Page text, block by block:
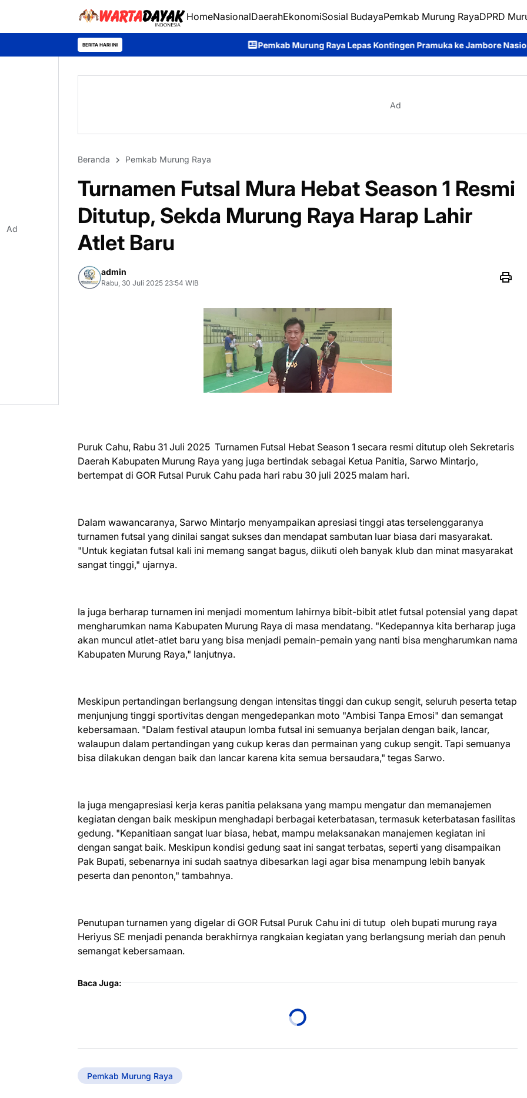
HomeNasionalDaerahEkonomiSosial BudayaPemkab Murung RayaDPRD
BERITA HARI INI Pemkab Murung Raya Lepas Kontingen Pramuka ke Jambore Nasional XII Disdukcapil
Ad
Beranda Pemkab Murung Raya
Turnamen Futsal Mura Hebat Season 1 Resmi
Ditutup, Sekda Murung Raya Harap Lahir
Atlet Baru
admin
Rabu, 30 Juli 2025 23:54 WIB
Puruk Cahu, Rabu 31 Juli 2025 Turnamen Futsal Hebat Season 1 secara resmi ditutup oleh Sekretaris
Daerah Kabupaten Murung Raya yang juga bertindak sebagai Ketua Panitia, Sarwo Mintarjo,
bertempat di GOR Futsal Puruk Cahu pada hari rabu 30 juli 2025 malam hari.
Dalam wawancaranya, Sarwo Mintarjo menyampaikan apresiasi tinggi atas terselenggaranya
turnamen futsal yang dinilai sangat sukses dan mendapat sambutan luar biasa dari masyarakat.
"Untuk kegiatan futsal kali ini memang sangat bagus, diikuti oleh banyak klub dan minat masyarakat
sangat tinggi," ujarnya.
Ia juga berharap turnamen ini menjadi momentum lahirnya bibit-bibit atlet futsal potensial yang dapat
mengharumkan nama Kabupaten Murung Raya di masa mendatang. "Kedepannya kita berharap juga
akan muncul atlet-atlet baru yang bisa menjadi pemain-pemain yang nanti bisa mengharumkan nama
Kabupaten Murung Raya," lanjutnya.
Meskipun pertandingan berlangsung dengan intensitas tinggi dan cukup sengit, seluruh peserta tetap
menjunjung tinggi sportivitas dengan mengedepankan moto "Ambisi Tanpa Emosi" dan semangat
kebersamaan. "Dalam festival ataupun lomba futsal ini semuanya berjalan dengan baik, lancar,
walaupun dalam pertandingan yang cukup keras dan permainan yang cukup sengit. Tapi semuanya
bisa dilakukan dengan baik dan lancar karena kita semua bersaudara," tegas Sarwo.
Ia juga mengapresiasi kerja keras panitia pelaksana yang mampu mengatur dan memanajemen
kegiatan dengan baik meskipun menghadapi berbagai keterbatasan, termasuk keterbatasan fasilitas
gedung. "Kepanitiaan sangat luar biasa, hebat, mampu melaksanakan manajemen kegiatan ini
dengan sangat baik. Meskipun kondisi gedung saat ini sangat terbatas, seperti yang disampaikan
Pak Bupati, sebenarnya ini sudah saatnya dibesarkan lagi agar bisa menampung lebih banyak
peserta dan penonton," tambahnya.
Penutupan turnamen yang digelar di GOR Futsal Puruk Cahu ini di tutup oleh bupati murung raya
Heriyus SE menjadi penanda berakhirnya rangkaian kegiatan yang berlangsung meriah dan penuh
semangat kebersamaan.
Baca Juga:
Pemkab Murung Raya
Ad